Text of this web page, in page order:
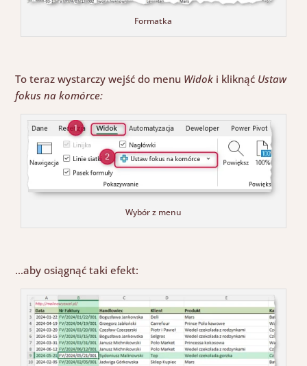
Formatka
To teraz wystarczy wejść do menu Widok i kliknąć Ustaw
fokus na komórce:
Wybór z menu
…aby osiągnąć taki efekt: